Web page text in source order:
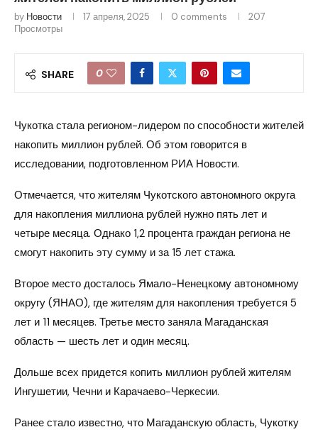
by Новости 17 апреля, 2025 0 comments
207
Просмотры
SHARE 0
Чукотка стала регионом-лидером по способности жителей
накопить миллион рублей. Об этом говорится в
исследовании, подготовленном РИА Новости.
Отмечается, что жителям Чукотского автономного округа
для накопления миллиона рублей нужно пять лет и
четыре месяца. Однако 1,2 процента граждан региона не
смогут накопить эту сумму и за 15 лет стажа.
Второе место досталось Ямало-Ненецкому автономному
округу (ЯНАО), где жителям для накопления требуется 5
лет и 11 месяцев. Третье место заняла Магаданская
область — шесть лет и один месяц.
Дольше всех придется копить миллион рублей жителям
Ингушетии, Чечни и Карачаево-Черкесии.
Ранее стало известно, что Магаданскую область, Чукотку